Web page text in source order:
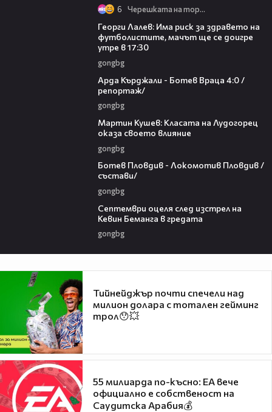
6 Черешката на тортата
Георги Лалев: Има риск за здравето на
футболистите, мачът ще се доигре
утре в 17:30
gongbg
Арда Кърджали - Ботев Враца 4:0 /
репортаж/
gongbg
Мартин Кушев: Класата на Лудогорец
оказа своето влияние
gongbg
Ботев Пловдив - Локомотив Пловдив /
състави/
gongbg
Септември оцеля след изстрел на
Кевин Беманга в гредата
gongbg
Тийнейджър почти спечели над
милион долара с тотален гейминг
трол😯💥
55 милиарда по-късно: EA вече
официално е собственост на
Саудитска Арабия💰